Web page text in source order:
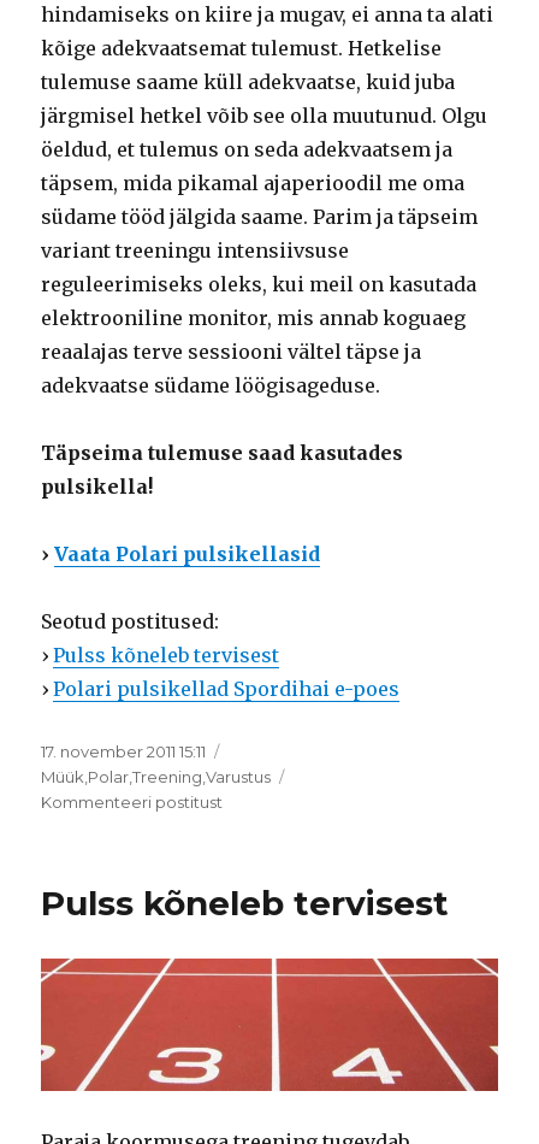
hindamiseks on kiire ja mugav, ei anna ta alati
kõige adekvaatsemat tulemust. Hetkelise
tulemuse saame küll adekvaatse, kuid juba
järgmisel hetkel võib see olla muutunud. Olgu
öeldud, et tulemus on seda adekvaatsem ja
täpsem, mida pikamal ajaperioodil me oma
südame tööd jälgida saame. Parim ja täpseim
variant treeningu intensiivsuse
reguleerimiseks oleks, kui meil on kasutada
elektrooniline monitor, mis annab koguaeg
reaalajas terve sessiooni vältel täpse ja
adekvaatse südame löögisageduse.
Täpseima tulemuse saad kasutades
pulsikella!
›Vaata Polari pulsikellasid
Seotud postitused:
›Pulss kõneleb tervisest
›Polari pulsikellad Spordihai e-poes
Postitatud
17. november 2011 15:11
Rubriigid
Müük Polar,Treening ,Varustus
Kommenteeri postitust
Pulss kõneleb tervisest